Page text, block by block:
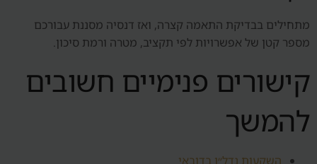
מתחילים בבדיקת התאמה קצרה, ואז דנסיה מסננת עבורכם
מספר קטן של אפשרויות לפי תקציב, מטרה ורמת סיכון.
קישורים פנימיים חשובים
להמשך
השקעות נדל״ן בדובאי